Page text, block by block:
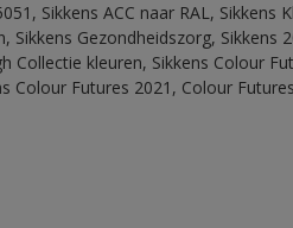
Sikkens ACC naar RAL, Sikkens
Sikkens Gezondheidszorg, Sikkens
Collectie kleuren, Sikkens Colour
Colour Futures 2021, Colour